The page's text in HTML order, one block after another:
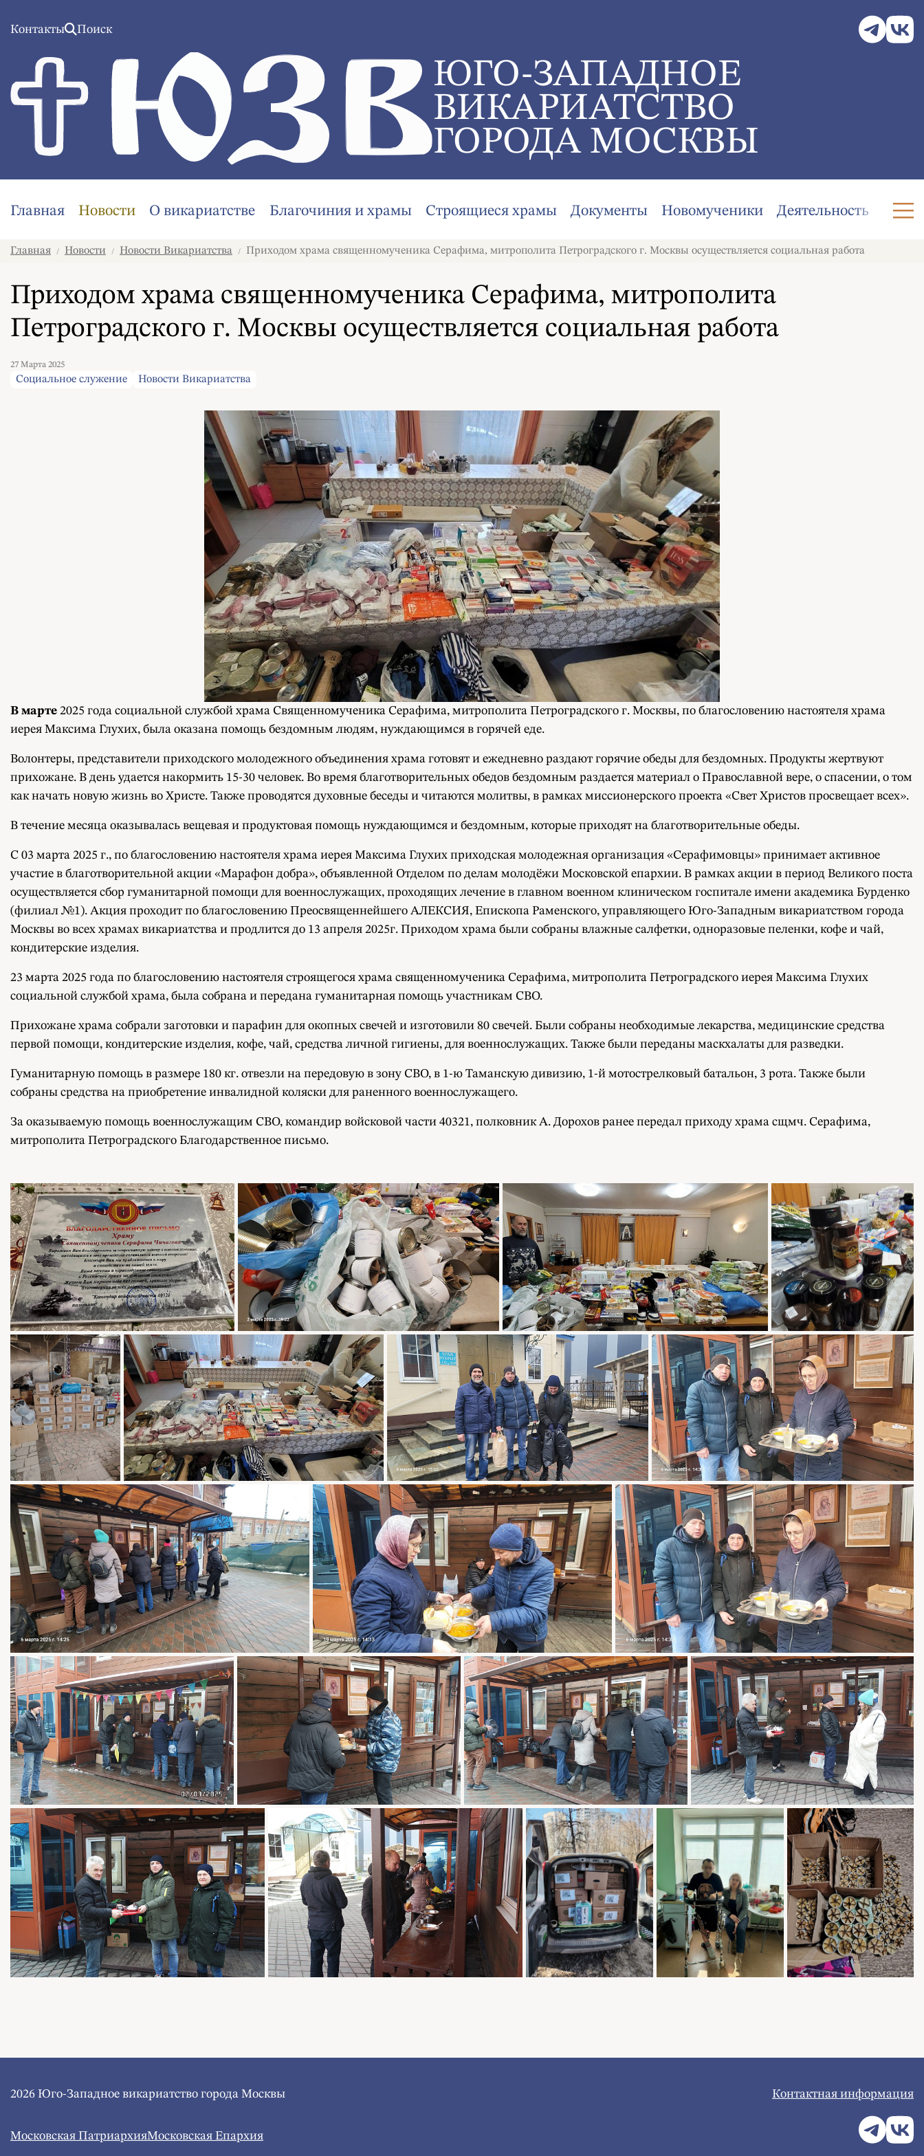
Контакты Поиск
ЮГО-ЗАПАДНОЕ
ВИКАРИАТСТВО
ГОРОДА МОСКВЫ
Главная Новости О викариатстве Благочиния и храмы Строящиеся храмы Документы Новомученики Деятельность
Главная / Новости / Новости Викариатства / Приходом храма священномученика Серафима, митрополита Петроградского г. Москвы осуществляется социальная работа
Приходом храма священномученика Серафима, митрополита
Петроградского г. Москвы осуществляется социальная работа
27 Марта 2025
Социальное служение Новости Викариатства
В марте 2025 года социальной службой храма Священномученика Серафима, митрополита Петроградского г. Москвы, по благословению настоятеля храма
иерея Максима Глухих, была оказана помощь бездомным людям, нуждающимся в горячей еде.
Волонтеры, представители приходского молодежного объединения храма готовят и ежедневно раздают горячие обеды для бездомных. Продукты жертвуют
прихожане. В день удается накормить 15-30 человек. Во время благотворительных обедов бездомным раздается материал о Православной вере, о спасении, о том
как начать новую жизнь во Христе. Также проводятся духовные беседы и читаются молитвы, в рамках миссионерского проекта «Свет Христов просвещает всех».
В течение месяца оказывалась вещевая и продуктовая помощь нуждающимся и бездомным, которые приходят на благотворительные обеды.
С 03 марта 2025 г., по благословению настоятеля храма иерея Максима Глухих приходская молодежная организация «Серафимовцы» принимает активное
участие в благотворительной акции «Марафон добра», объявленной Отделом по делам молодёжи Московской епархии. В рамках акции в период Великого поста
осуществляется сбор гуманитарной помощи для военнослужащих, проходящих лечение в главном военном клиническом госпитале имени академика Бурденко
(филиал №1). Акция проходит по благословению Преосвященнейшего АЛЕКСИЯ, Епископа Раменского, управляющего Юго-Западным викариатством города
Москвы во всех храмах викариатства и продлится до 13 апреля 2025г. Приходом храма были собраны влажные салфетки, одноразовые пеленки, кофе и чай,
кондитерские изделия.
23 марта 2025 года по благословению настоятеля строящегося храма священномученика Серафима, митрополита Петроградского иерея Максима Глухих
социальной службой храма, была собрана и передана гуманитарная помощь участникам СВО.
Прихожане храма собрали заготовки и парафин для окопных свечей и изготовили 80 свечей. Были собраны необходимые лекарства, медицинские средства
первой помощи, кондитерские изделия, кофе, чай, средства личной гигиены, для военнослужащих. Также были переданы маскхалаты для разведки.
Гуманитарную помощь в размере 180 кг. отвезли на передовую в зону СВО, в 1-ю Таманскую дивизию, 1-й мотострелковый батальон, 3 рота. Также были
собраны средства на приобретение инвалидной коляски для раненного военнослужащего.
За оказываемую помощь военнослужащим СВО, командир войсковой части 40321, полковник А. Дорохов ранее передал приходу храма сщмч. Серафима,
митрополита Петроградского Благодарственное письмо.
2026 Юго-Западное викариатство города Москвы
Московская ПатриархияМосковская Епархия
Контактная информация